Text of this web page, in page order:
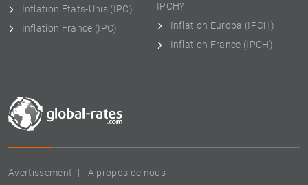
Avertissement A propos de nous
Inflation Etats-Unis (IPC)
Inflation France (IPC)
IPCH?
Inflation Europa (IPCH)
Inflation France (IPCH)